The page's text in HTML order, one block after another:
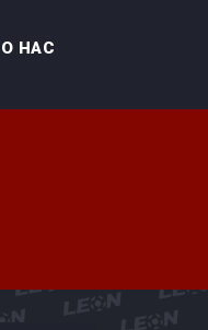
О НАС